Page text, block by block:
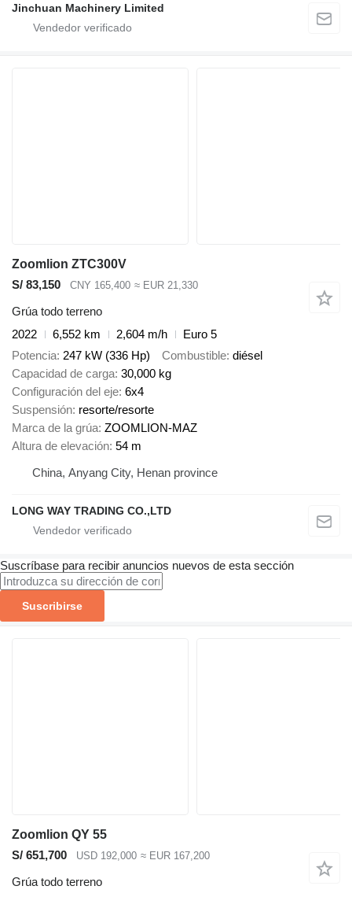
Jinchuan Machinery Limited
Zoomlion ZTC300V
S/ 83,150
CNY 165,400 ≈ EUR 21,330
Grúa todo terreno
2022
6,552 km 2,604 m/h
Euro 5
Potencia 247 kW (336 Hp) Combustible diésel
Capacidad de carga 30,000 kg
Configuración del eje 6x4
Suspensión resorte/resorte
Marca de la grúa ZOOMLION-MAZ
Altura de elevación 54 m
China, Anyang City, Henan province
LONG WAY TRADING CO.,LTD
Suscríbase para recibir anuncios nuevos de esta sección
Suscribirse
Zoomlion QY 55
S/ 651,700
USD 192,000 ≈ EUR 167,200
Grúa todo terreno